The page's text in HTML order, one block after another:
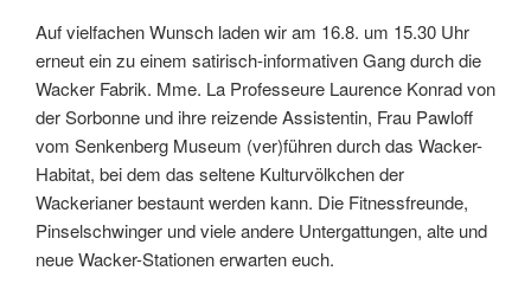
Auf vielfachen Wunsch laden wir am 16.8. um 15.30 Uhr
erneut ein zu einem satirisch-informativen Gang durch die
Wacker Fabrik. Mme. La Professeure Laurence Konrad von
der Sorbonne und ihre reizende Assistentin, Frau Pawloff
vom Senkenberg Museum (ver)führen durch das Wacker-
Habitat, bei dem das seltene Kulturvölkchen der
Wackerianer bestaunt werden kann. Die Fitnessfreunde,
Pinselschwinger und viele andere Untergattungen, alte und
neue Wacker-Stationen erwarten euch.